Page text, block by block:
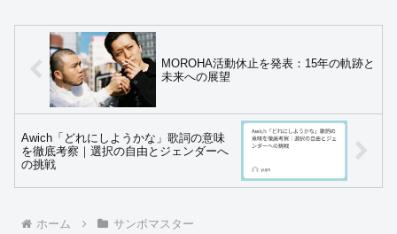
MOROHA活動休止を発表：15年の軌跡と
未来への展望
Awich「どれにしようかな」歌詞の意味
を徹底考察｜選択の自由とジェンダーへ
の挑戦
ホーム サンボマスター